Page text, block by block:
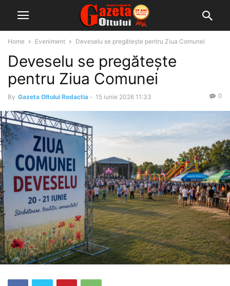
Home Eveniment Deveselu se pregătește pentru Ziua Comunei
Deveselu se pregătește
pentru Ziua Comunei
By Gazeta Oltului Redactia - 15 iunie 2026 11:33 0